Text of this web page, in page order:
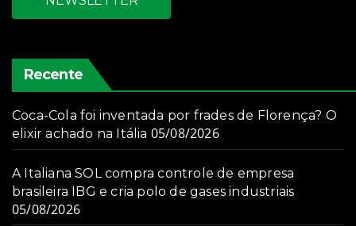
Recente
Coca-Cola foi inventada por frades de Florença? O
elixir achado na Itália 05/08/2026
A Italiana SOL compra controle de empresa
brasileira IBG e cria polo de gases industriais
05/08/2026